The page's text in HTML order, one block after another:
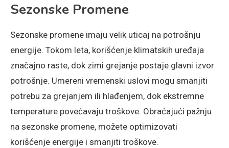
Sezonske Promene
Sezonske promene imaju velik uticaj na potrošnju
energije. Tokom leta, korišćenje klimatskih uređaja
značajno raste, dok zimi grejanje postaje glavni izvor
potrošnje. Umereni vremenski uslovi mogu smanjiti
potrebu za grejanjem ili hlađenjem, dok ekstremne
temperature povećavaju troškove. Obraćajući pažnju
na sezonske promene, možete optimizovati
korišćenje energije i smanjiti troškove.